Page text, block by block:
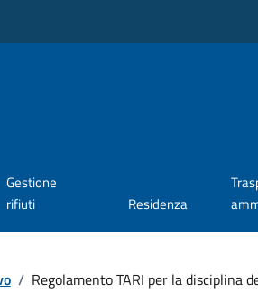
Gestione
rifiuti
Residenza
/ Regolamento TARI per la disciplina